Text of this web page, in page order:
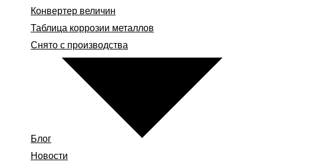
Конвертер величин
Таблица коррозии металлов
Снято с производства
Блог
Новости